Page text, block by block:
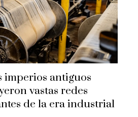
imperios antiguos
vastas redes
de la era industrial